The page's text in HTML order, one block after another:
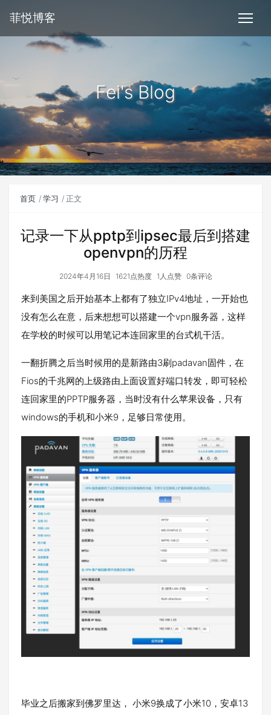
菲悦博客
Fei's Blog
首页 学习 正文
记录一下从pptp到ipsec最后到搭建
openvpn的历程
2024年4月16日 1621点热度 1人点赞 0条评论
来到美国之后开始基本上都有了独立IPv4地址，一开始也
没有怎么在意，后来想想可以搭建一个vpn服务器，这样
在学校的时候可以用笔记本连回家里的台式机干活。
一翻折腾之后当时候用的是新路由3刷padavan固件，在
Fios的千兆网的上级路由上面设置好端口转发，即可轻松
连回家里的PPTP服务器，当时没有什么苹果设备，只有
windows的手机和小米9，足够日常使用。
毕业之后搬家到佛罗里达， 小米9换成了小米10，安卓13